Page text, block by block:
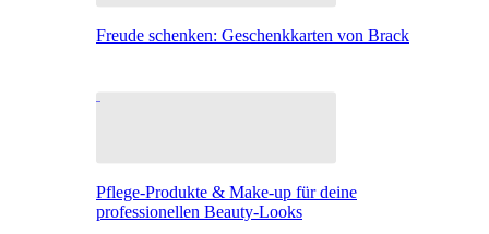
Freude schenken: Geschenkkarten von Brack
Pflege-Produkte & Make-up für deine
professionellen Beauty-Looks